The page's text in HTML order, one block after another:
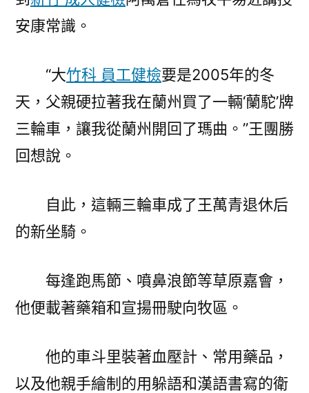
安康常識。
“大竹科 員工健檢要是2005年的冬
天，父親硬拉著我在蘭州買了一輛‘蘭駝’牌
三輪車，讓我從蘭州開回了瑪曲。”王團勝
回想說。
自此，這輛三輪車成了王萬青退休后
的新坐騎。
每逢跑馬節、噴鼻浪節等草原嘉會，
他便載著藥箱和宣揚冊駛向牧區。
他的車斗里裝著血壓計、常用藥品，
以及他親手繪制的用躲語和漢語書寫的衛